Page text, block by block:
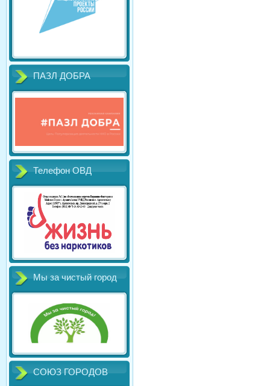
ПАЗЛ ДОБРА
Телефон ОВД
Мы за чистый город
СОЮЗ ГОРОДОВ